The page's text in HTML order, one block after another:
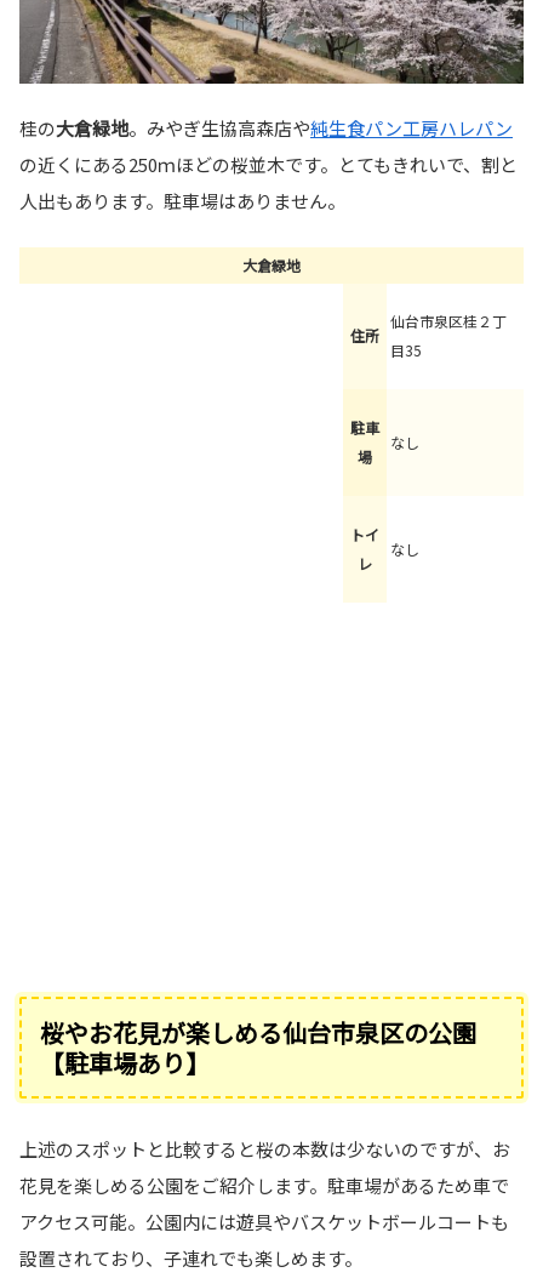
桂の大倉緑地。みやぎ生協高森店や純生食パン工房ハレパン
の近くにある250ｍほどの桜並木です。とてもきれいで、割と
人出もあります。駐車場はありません。
大倉緑地
住所
仙台市泉区桂２丁
目35
駐車
場
なし
トイ
レ
なし
桜やお花見が楽しめる仙台市泉区の公園
【駐車場あり】
上述のスポットと比較すると桜の本数は少ないのですが、お
花見を楽しめる公園をご紹介します。駐車場があるため車で
アクセス可能。公園内には遊具やバスケットボールコートも
設置されており、子連れでも楽しめます。